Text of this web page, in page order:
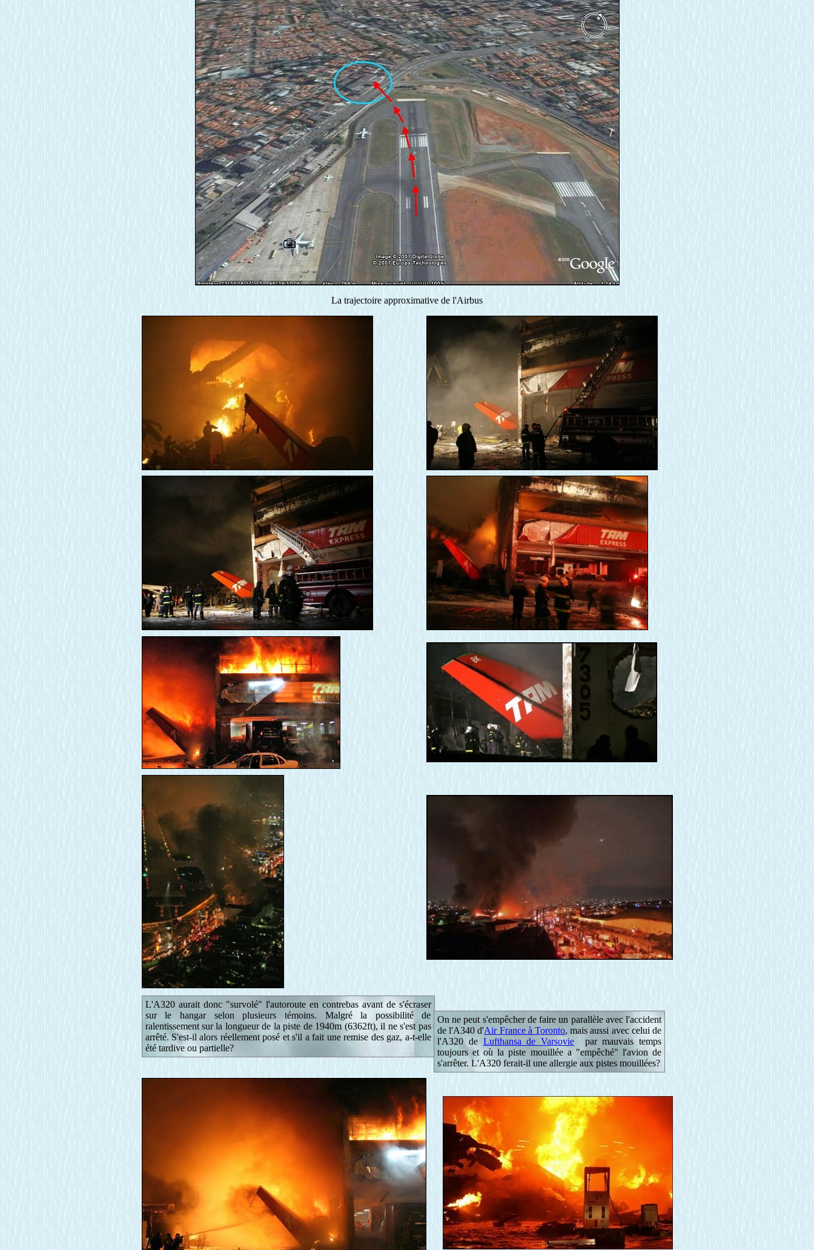
La trajectoire approximative de l'Airbus
L'A320 aurait donc "survolé" l'autoroute en contrebas avant de s'écraser
sur le hangar selon plusieurs témoins. Malgré la possibilité de
ralentissement sur la longueur de la piste de 1940m (6362ft), il ne s'est pas
arrêté. S'est-il alors réellement posé et s'il a fait une remise des gaz, a-t-elle
été tardive ou partielle?
On ne peut s'empêcher de faire un parallèle avec l'accident
de l'A340 d'Air France à Toronto, mais aussi avec celui de
l'A320 de Lufthansa de Varsovie par mauvais temps
toujours et où la piste mouillée a "empêché" l'avion de
s'arrêter. L'A320 ferait-il une allergie aux pistes mouillées?